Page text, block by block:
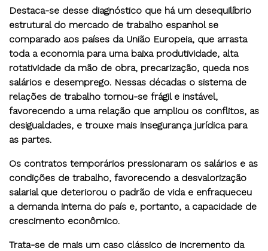
Destaca-se desse diagnóstico que há um desequilíbrio
estrutural do mercado de trabalho espanhol se
comparado aos países da União Europeia, que arrasta
toda a economia para uma baixa produtividade, alta
rotatividade da mão de obra, precarização, queda nos
salários e desemprego. Nessas décadas o sistema de
relações de trabalho tornou-se frágil e instável,
favorecendo a uma relação que ampliou os conflitos, as
desigualdades, e trouxe mais insegurança jurídica para
as partes.
Os contratos temporários pressionaram os salários e as
condições de trabalho, favorecendo a desvalorização
salarial que deteriorou o padrão de vida e enfraqueceu
a demanda interna do país e, portanto, a capacidade de
crescimento econômico.
Trata-se de mais um caso clássico de incremento da